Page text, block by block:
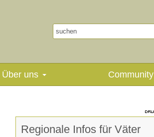
Über uns Community
Regionale Infos für Väter